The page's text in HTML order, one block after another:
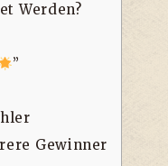
Werden?
”
Gewinner